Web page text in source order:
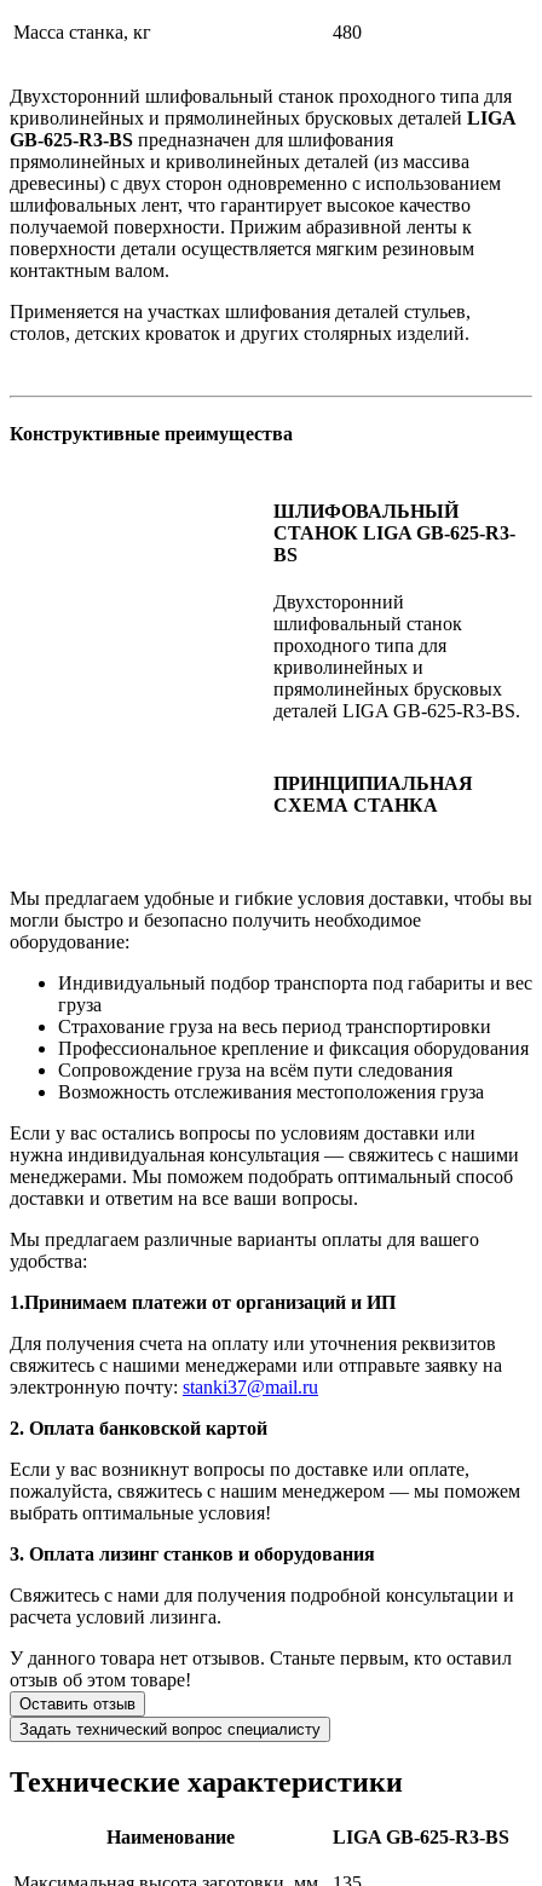
Масса станка, кг 480
Двухсторонний шлифовальный станок проходного типа для
криволинейных и прямолинейных брусковых деталей LIGA
GB-625-R3-BS предназначен для шлифования
прямолинейных и криволинейных деталей (из массива
древесины) с двух сторон одновременно с использованием
шлифовальных лент, что гарантирует высокое качество
получаемой поверхности. Прижим абразивной ленты к
поверхности детали осуществляется мягким резиновым
контактным валом.
Применяется на участках шлифования деталей стульев,
столов, детских кроваток и других столярных изделий.
Конструктивные преимущества
ШЛИФОВАЛЬНЫЙ
СТАНОК LIGA GB-625-R3-
BS
Двухсторонний
шлифовальный станок
проходного типа для
криволинейных и
прямолинейных брусковых
деталей LIGA GB-625-R3-BS.
ПРИНЦИПИАЛЬНАЯ
СХЕМА СТАНКА
Мы предлагаем удобные и гибкие условия доставки, чтобы вы
могли быстро и безопасно получить необходимое
оборудование:
Индивидуальный подбор транспорта под габариты и вес
груза
Страхование груза на весь период транспортировки
Профессиональное крепление и фиксация оборудования
Сопровождение груза на всём пути следования
Возможность отслеживания местоположения груза
Если у вас остались вопросы по условиям доставки или
нужна индивидуальная консультация — свяжитесь с нашими
менеджерами. Мы поможем подобрать оптимальный способ
доставки и ответим на все ваши вопросы.
Мы предлагаем различные варианты оплаты для вашего
удобства:
1.Принимаем платежи от организаций и ИП
Для получения счета на оплату или уточнения реквизитов
свяжитесь с нашими менеджерами или отправьте заявку на
электронную почту: stanki37@mail.ru
2. Оплата банковской картой
Если у вас возникнут вопросы по доставке или оплате,
пожалуйста, свяжитесь с нашим менеджером — мы поможем
выбрать оптимальные условия!
3. Оплата лизинг станков и оборудования
Свяжитесь с нами для получения подробной консультации и
расчета условий лизинга.
У данного товара нет отзывов. Станьте первым, кто оставил
отзыв об этом товаре!
Оставить отзыв
Задать технический вопрос специалисту
Технические характеристики
Наименование LIGA GB-625-R3-BS